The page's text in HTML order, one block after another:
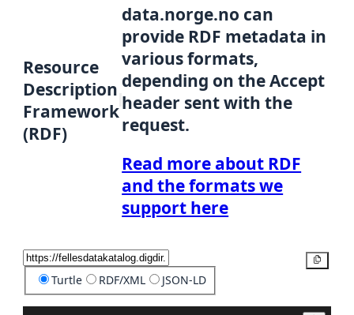
Resource
Description
Framework
(RDF)
data.norge.no can
provide RDF metadata in
various formats,
depending on the Accept
header sent with the
request.
Read more about RDF
and the formats we
support here
Turtle RDF/XML JSON-LD